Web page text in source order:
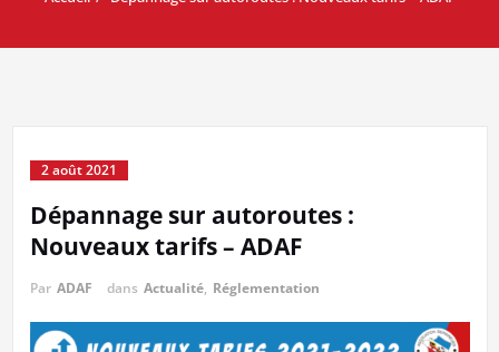
2 août 2021
Dépannage sur autoroutes :
Nouveaux tarifs – ADAF
Par ADAF dans Actualité, Réglementation